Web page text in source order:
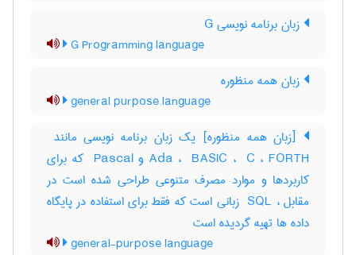
زبان برنامه نویسی G
G Programming language
زبان همه منظوره
general purpose language
Ada ، ‎ BASIC ، ‎ C ، ‎FORTH و ‎ Pascal که برای
کاربردها و موارد مصرف متنوعی طراحی شده است در
مقابل ، ‎ SQL زبانی است که فقط برای استفاده در پایگاه
داده ها تهیه گردیده است
general-purpose language